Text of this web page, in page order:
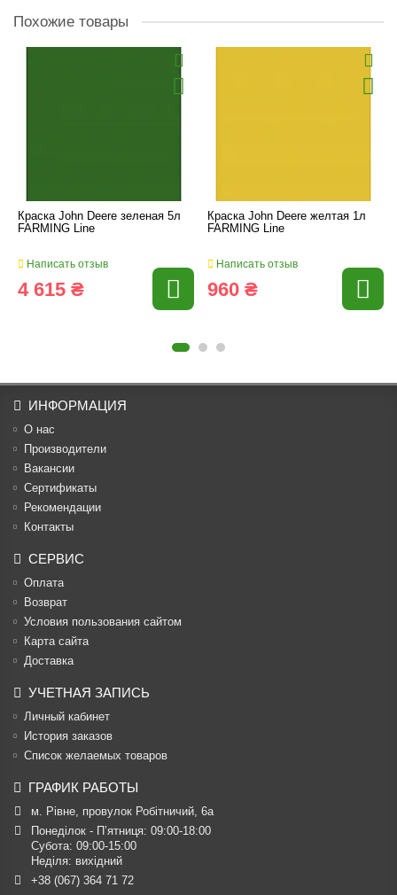
Похожие товары
Краска John Deere зеленая 5л
FARMING Line
Написать отзыв
4 615 ₴
Краска John Deere желтая 1л
FARMING Line
Написать отзыв
960 ₴
ИНФОРМАЦИЯ
О нас
Производители
Вакансии
Cертификаты
Рекомендации
Контакты
СЕРВИС
Оплата
Возврат
Условия пользования сайтом
Карта сайта
Доставка
УЧЕТНАЯ ЗАПИСЬ
Личный кабинет
История заказов
Список желаемых товаров
ГРАФИК РАБОТЫ
м. Рівне, провулок Робітничий, 6а
Понеділок - П’ятниця: 09:00-18:00
Субота: 09:00-15:00
Неділя: вихідний
+38 (067) 364 71 72